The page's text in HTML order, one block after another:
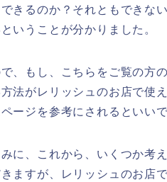
きるのか？それともできな
いうことが分かりました。
、もし、こちらをご覧の方
法がレリッシュのお店で使
ージを参考にされるといいで
に、これから、いくつか考
ますが、レリッシュのお店